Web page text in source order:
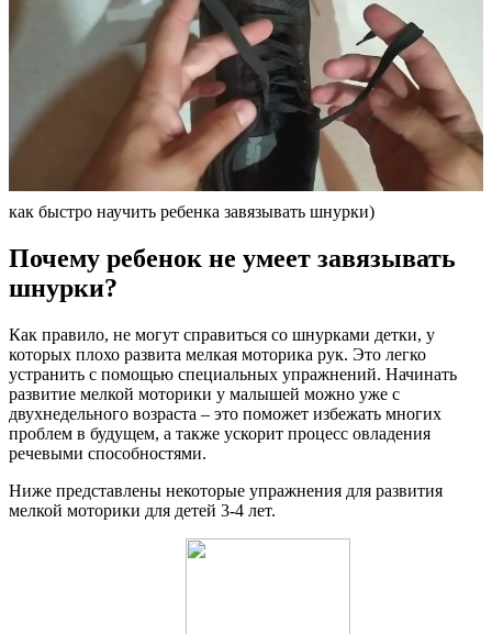
как быстро научить ребенка завязывать шнурки)
Почему ребенок не умеет завязывать
шнурки?
Как правило, не могут справиться со шнурками детки, у
которых плохо развита мелкая моторика рук. Это легко
устранить с помощью специальных упражнений. Начинать
развитие мелкой моторики у малышей можно уже с
двухнедельного возраста – это поможет избежать многих
проблем в будущем, а также ускорит процесс овладения
речевыми способностями.
Ниже представлены некоторые упражнения для развития
мелкой моторики для детей 3-4 лет.